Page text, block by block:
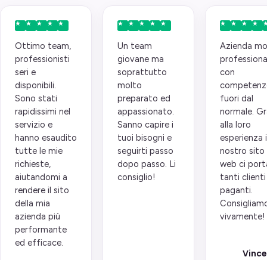
Ottimo team,
professionisti
seri e
disponibili.
Sono stati
rapidissimi nel
servizio e
hanno esaudito
tutte le mie
richieste,
aiutandomi a
rendere il sito
della mia
azienda più
performante
ed efficace.
Un team
giovane ma
soprattutto
molto
preparato ed
appassionato.
Sanno capire i
tuoi bisogni e
seguirti passo
dopo passo. Li
consiglio!
Azienda
con
fuori dal
normale.
alla loro
esperienza
nostro sito
web ci
tanti clienti
paganti.
vivamente!